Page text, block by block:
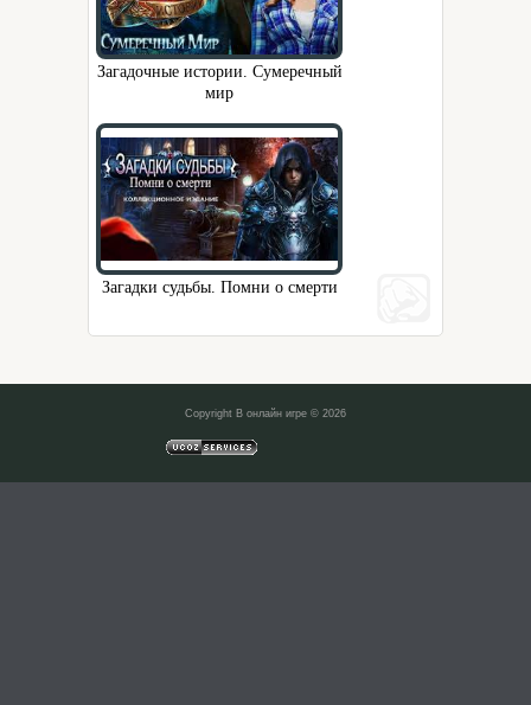
Загадочные истории. Сумеречный
мир
Загадки судьбы. Помни о смерти
Copyright В онлайн игре © 2026